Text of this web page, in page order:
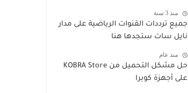
منذ 3 سنة
جميع ترددات القنوات الرياضية على مدار
نايل سات ستجدها هنا
منذ عام
حل مشكل التحميل من KOBRA Store
على أجهزة كوبرا